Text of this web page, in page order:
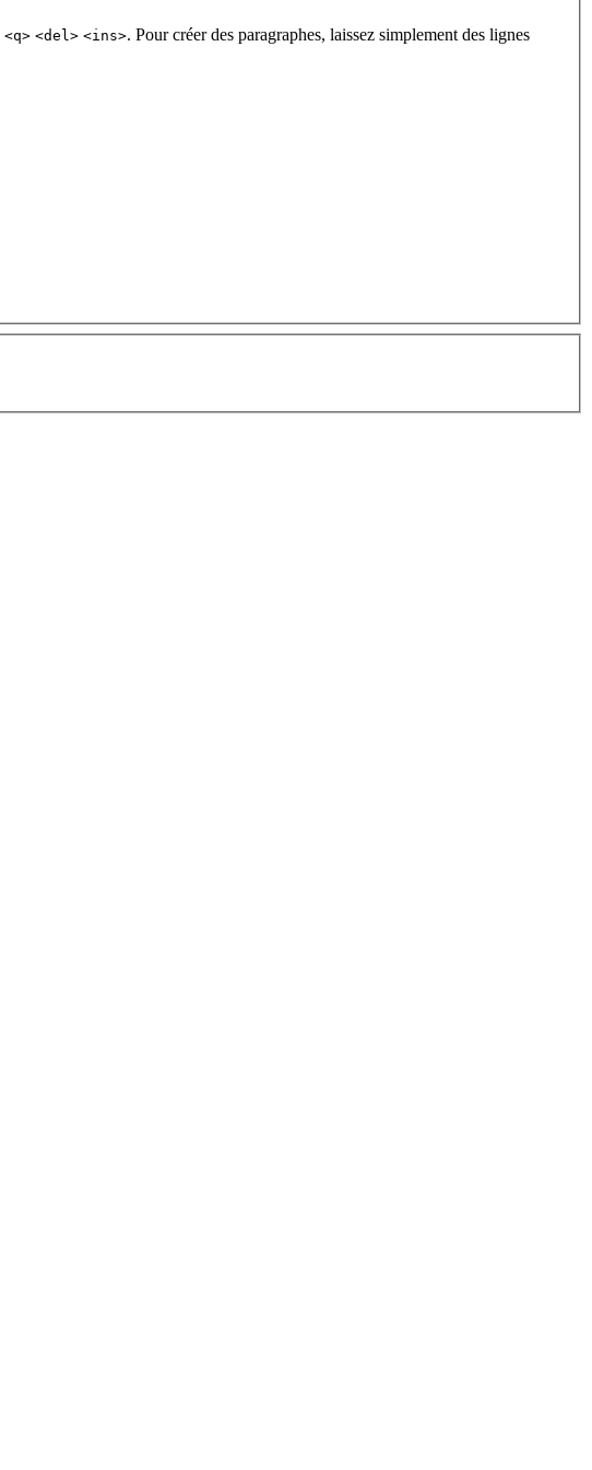
<q> <del> <ins>. Pour créer des paragraphes, laissez simplement des lignes